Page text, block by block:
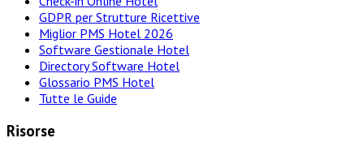
GDPR per Strutture Ricettive
Miglior PMS Hotel 2026
Software Gestionale Hotel
Directory Software Hotel
Glossario PMS Hotel
Tutte le Guide
Risorse